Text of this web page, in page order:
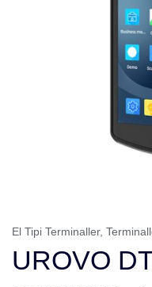
El Tipi Terminaller,
UROVO